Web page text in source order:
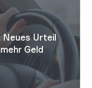
Neues Urteil
Geld